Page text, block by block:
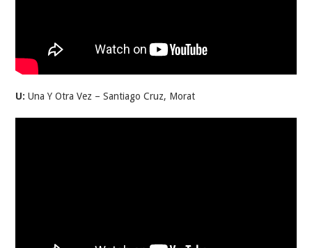
U: Una Y Otra Vez – Santiago Cruz, Morat